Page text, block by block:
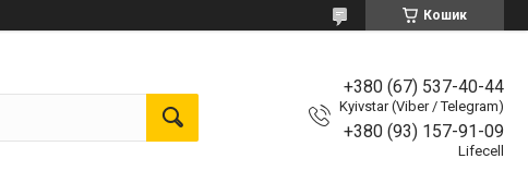
Кошик
+380 (67) 537-40-44
Kyivstar (Viber / Telegram)
+380 (93) 157-91-09
Lifecell